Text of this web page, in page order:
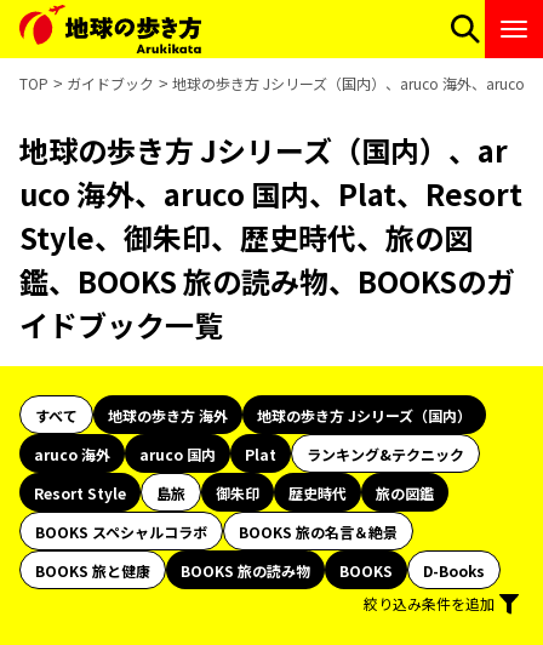
TOP ガイドブック 地球の歩き方 Jシリーズ（国内）、aruco 海外、aruco
地球の歩き方 Jシリーズ（国内）、ar
uco 海外、aruco 国内、Plat、Resort
Style、御朱印、歴史時代、旅の図
鑑、BOOKS 旅の読み物、BOOKSのガ
イドブック一覧
すべて 地球の歩き方 海外
地球の歩き方 Jシリーズ（国内）
aruco 海外
aruco 国内 Plat
ランキング&テクニック
Resort Style
島旅 御朱印 歴史時代
旅の図鑑
BOOKS スペシャルコラボ
BOOKS 旅の名言＆絶景
BOOKS 旅と健康
BOOKS 旅の読み物 BOOKS
D-Books
絞り込み条件を追加